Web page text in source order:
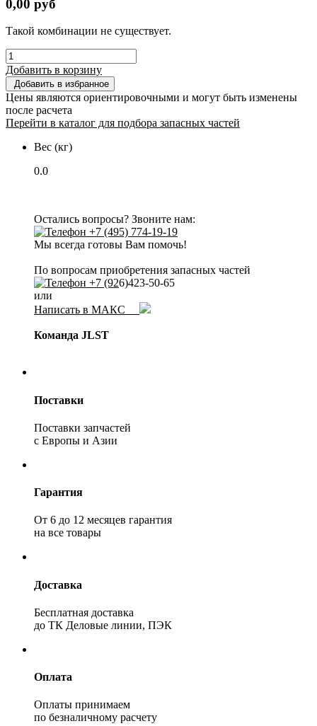
0,00 руб
Такой комбинации не существует.
Добавить в корзину
Добавить в избранное
Цены являются ориентировочными и могут быть изменены
после расчета
Перейти в каталог для подбора запасных частей
Вес (кг)
0.0
Остались вопросы? Звоните нам:
+7 (495) 774-19-19
Мы всегда готовы Вам помочь!
По вопросам приобретения запасных частей
+7 (926)423-50-65
или
Написать в МАКС
Команда JLST
Поставки
Поставки запчастей
с Европы и Азии
Гарантия
От 6 до 12 месяцев гарантия
на все товары
Доставка
Бесплатная доставка
до ТК Деловые линии, ПЭК
Оплата
Оплаты принимаем
по безналичному расчету